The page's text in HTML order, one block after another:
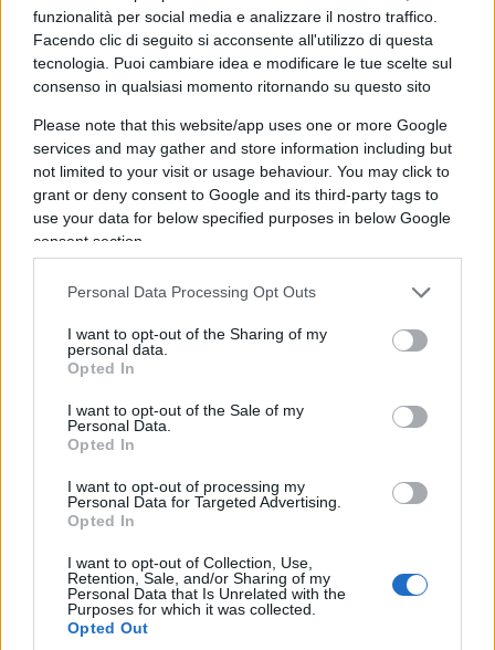
funzionalità per social media e analizzare il nostro traffico.
Facendo clic di seguito si acconsente all'utilizzo di questa
tecnologia. Puoi cambiare idea e modificare le tue scelte sul
consenso in qualsiasi momento ritornando su questo sito
Please note that this website/app uses one or more Google
services and may gather and store information including but
not limited to your visit or usage behaviour. You may click to
grant or deny consent to Google and its third-party tags to
use your data for below specified purposes in below Google
consent section.
Personal Data Processing Opt Outs
I want to opt-out of the Sharing of my
personal data.
Opted In
I want to opt-out of the Sale of my
Personal Data.
Opted In
I want to opt-out of processing my
Personal Data for Targeted Advertising.
Opted In
I want to opt-out of Collection, Use,
Retention, Sale, and/or Sharing of my
Personal Data that Is Unrelated with the
Purposes for which it was collected.
Opted Out
È su questo confine che occorre muoversi con
prudenza. Anche la separazione delle carriere, la
riorganizzazione degli uffici e i nuovi meccanismi
di controllo meritano di essere valutati per gli
effetti concreti che produrranno, più che
trasformati nell’ennesimo terreno di scontro tra
Governo e magistratura.
Con una cautela in più
ogni riforma di un organo di controllo dovrebbe
rafforzarne non soltanto l’efficienza, ma anche
l’indipendenza e la percezione di indipendenza,
perché l’autorevolezza di chi controlla dipende
anche dalla distanza che mantiene da chi è
chiamato a controllare.
Sarebbe infatti un errore raccontare questa
riforma come una partita con due squadre
Palazzo Chigi da una parte e la Corte dei conti
dall’altra. La questione riguarda qualcosa di assai
meno spettacolare, ma molto più importante:
come rendere lo Stato capace di decidere e,